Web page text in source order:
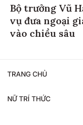
Bộ trưởng Vũ
vụ đưa ngoại
vào chiều sâu
TRANG CHỦ
NỮ TRÍ THỨC